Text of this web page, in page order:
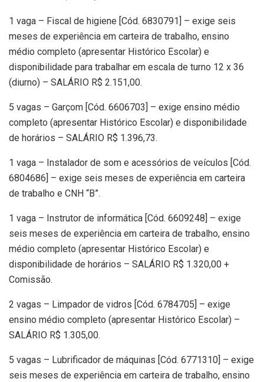
1 vaga – Fiscal de higiene [Cód. 6830791] – exige seis
meses de experiência em carteira de trabalho, ensino
médio completo (apresentar Histórico Escolar) e
disponibilidade para trabalhar em escala de turno 12 x 36
(diurno) – SALÁRIO R$ 2.151,00.
5 vagas – Garçom [Cód. 6606703] – exige ensino médio
completo (apresentar Histórico Escolar) e disponibilidade
de horários – SALÁRIO R$ 1.396,73.
1 vaga – Instalador de som e acessórios de veículos [Cód.
6804686] – exige seis meses de experiência em carteira
de trabalho e CNH “B”.
1 vaga – Instrutor de informática [Cód. 6609248] – exige
seis meses de experiência em carteira de trabalho, ensino
médio completo (apresentar Histórico Escolar) e
disponibilidade de horários – SALÁRIO R$ 1.320,00 +
Comissão.
2 vagas – Limpador de vidros [Cód. 6784705] – exige
ensino médio completo (apresentar Histórico Escolar) –
SALÁRIO R$ 1.305,00.
5 vagas – Lubrificador de máquinas [Cód. 6771310] – exige
seis meses de experiência em carteira de trabalho, ensino